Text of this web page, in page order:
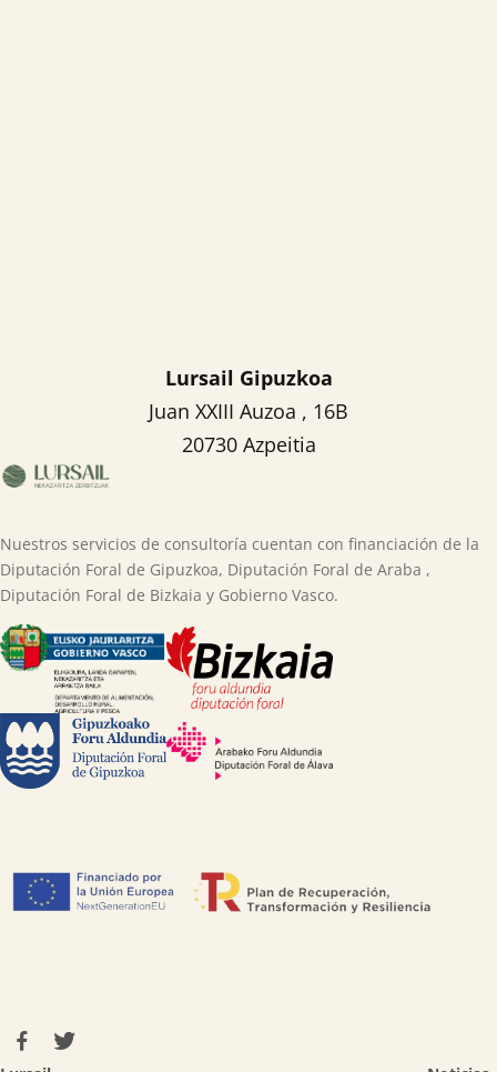
Lursail Gipuzkoa
Juan XXIII Auzoa , 16B
20730 Azpeitia
Nuestros servicios de consultoría cuentan con financiación de la
Diputación Foral de Gipuzkoa, Diputación Foral de Araba ,
Diputación Foral de Bizkaia y Gobierno Vasco.